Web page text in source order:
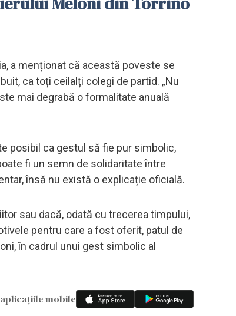
a menționat că această poveste se
ca toți ceilalți colegi de partid. „Nu
mai degrabă o formalitate anuală
posibil ca gestul să fie pur simbolic,
fi un semn de solidaritate între
însă nu există o explicație oficială.
sau dacă, odată cu trecerea timpului,
pentru care a fost oferit, patul de
în cadrul unui gest simbolic al
mobile